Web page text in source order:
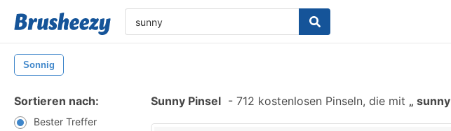
Sonnig
Sortieren nach:
Bester Treffer
Sunny Pinsel - 712 kostenlosen Pinseln, die mit sunny